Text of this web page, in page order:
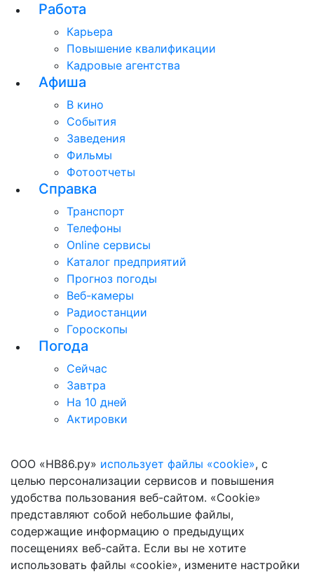
Работа
Карьера
Повышение квалификации
Кадровые агентства
Афиша
В кино
События
Заведения
Фильмы
Фотоотчеты
Справка
Транспорт
Телефоны
Online сервисы
Каталог предприятий
Прогноз погоды
Веб-камеры
Радиостанции
Гороскопы
Погода
Сейчас
Завтра
На 10 дней
Актировки
ООО «НВ86.ру» использует файлы «cookie», с
целью персонализации сервисов и повышения
удобства пользования веб-сайтом. «Cookie»
представляют собой небольшие файлы,
содержащие информацию о предыдущих
посещениях веб-сайта. Если вы не хотите
использовать файлы «cookie», измените настройки